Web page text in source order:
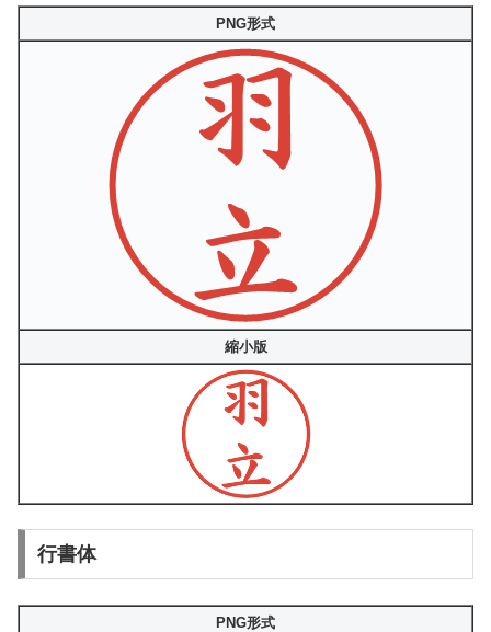
PNG形式
縮小版
行書体
PNG形式